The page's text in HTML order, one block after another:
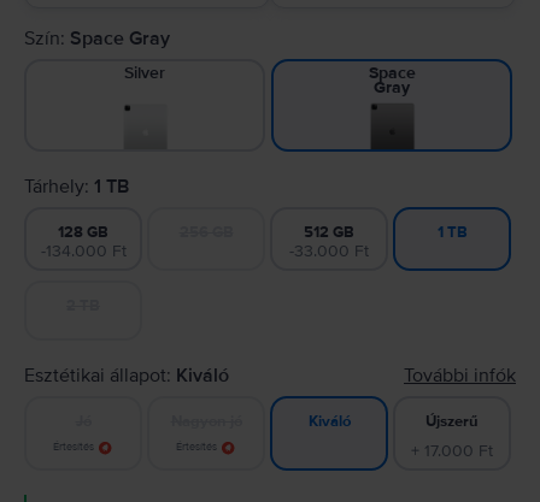
Szín: Space Gray
Silver Space
Gray
Tárhely: 1 TB
128 GB
-134.000 Ft
512 GB
-33.000 Ft
1 TB
Esztétikai állapot: Kiváló További infók
Értesítés Értesítés
Kiváló Újszerű
+ 17.000 Ft